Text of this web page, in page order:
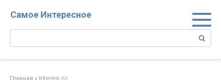
Самое Интересное
Поиск:
Главная » Interesi.cc